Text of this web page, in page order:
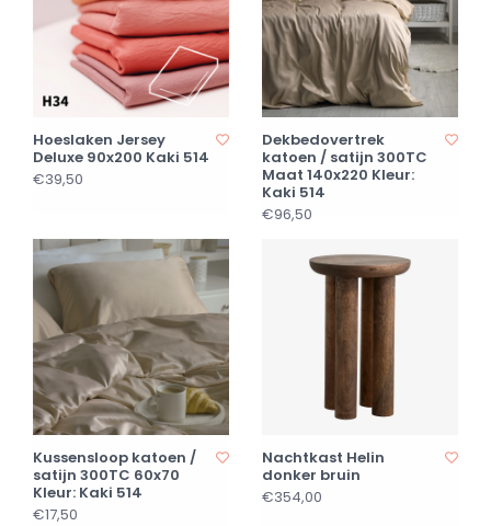
Hoeslaken Jersey
Deluxe 90x200 Kaki 514
€39,50
Dekbedovertrek
katoen / satijn 300TC
Maat 140x220 Kleur:
Kaki 514
€96,50
Kussensloop katoen /
satijn 300TC 60x70
Kleur: Kaki 514
€17,50
Nachtkast Helin
donker bruin
€354,00